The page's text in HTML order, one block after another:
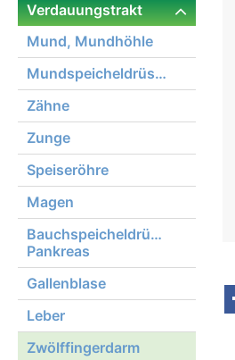
Verdauungstrakt
Mund, Mundhöhle
Mundspeicheldrüsen
Zähne
Zunge
Speiseröhre
Magen
Bauchspeicheldrüse,
Pankreas
Gallenblase
Leber
Zwölffingerdarm